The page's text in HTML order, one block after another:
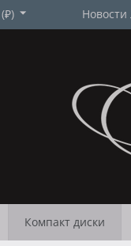
(₽) Новости
Компакт диски